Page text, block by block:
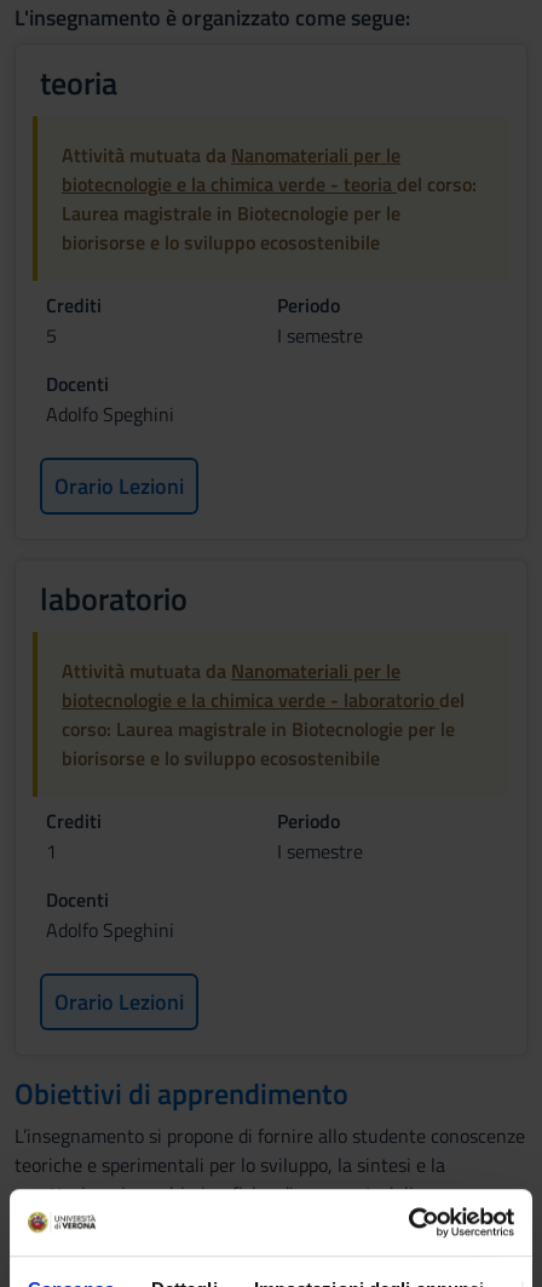
L'insegnamento è organizzato come segue:
teoria
Attività mutuata da Nanomateriali per le
biotecnologie e la chimica verde - teoria del corso:
Laurea magistrale in Biotecnologie per le
biorisorse e lo sviluppo ecosostenibile
Crediti
5
Periodo
I semestre
Docenti
Adolfo Speghini
Orario Lezioni
laboratorio
Attività mutuata da Nanomateriali per le
biotecnologie e la chimica verde - laboratorio del
corso: Laurea magistrale in Biotecnologie per le
biorisorse e lo sviluppo ecosostenibile
Crediti
1
Periodo
I semestre
Docenti
Adolfo Speghini
Orario Lezioni
Obiettivi di apprendimento
L’insegnamento si propone di fornire allo studente conoscenze
teoriche e sperimentali per lo sviluppo, la sintesi e la
caratterizzazione chimico-fisica di nanomateriali per
applicazioni industriali, agro-alimentari e biomediche in
un’ottica di sviluppo sostenibile ed economia circolare.
Verranno dapprima affrontati alcuni aspetti di base